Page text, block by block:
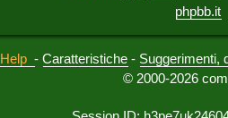
phpbb.it
Help -Caratteristiche - Suggerimenti,
© 2000-2026